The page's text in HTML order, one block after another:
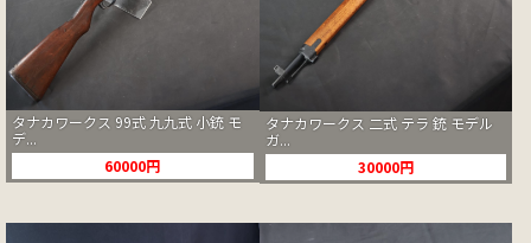
タナカワークス 99式 九九式 小銃 モ
デ...
60000円
タナカワークス 二式 テラ 銃 モデル
ガ...
30000円